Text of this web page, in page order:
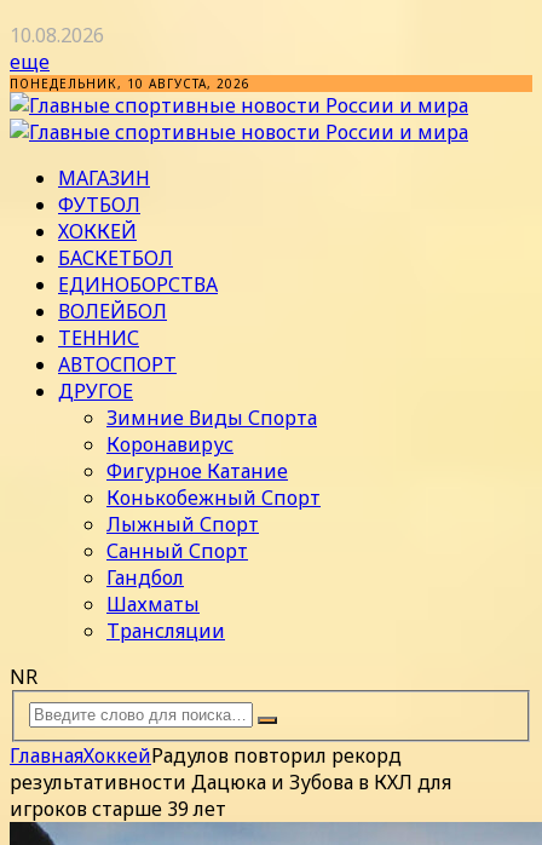
10.08.2026
еще
ПОНЕДЕЛЬНИК, 10 АВГУСТА, 2026
МАГАЗИН
ФУТБОЛ
ХОККЕЙ
БАСКЕТБОЛ
ЕДИНОБОРСТВА
ВОЛЕЙБОЛ
ТЕННИС
АВТОСПОРТ
ДРУГОЕ
Зимние Виды Спорта
Коронавирус
Фигурное Катание
Конькобежный Спорт
Лыжный Спорт
Санный Спорт
Гандбол
Шахматы
Трансляции
NR
ГлавнаяХоккейРадулов повторил рекорд
результативности Дацюка и Зубова в КХЛ для
игроков старше 39 лет